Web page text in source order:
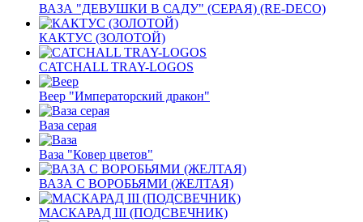
ВАЗА "ДЕВУШКИ В САДУ" (СЕРАЯ) (RE-DECO)
КАКТУС (ЗОЛОТОЙ)
CATCHALL TRAY-LOGOS
Веер "Императорский дракон"
Ваза серая
Ваза "Ковер цветов"
ВАЗА С ВОРОБЬЯМИ (ЖЕЛТАЯ)
МАСКАРАД III (ПОДСВЕЧНИК)